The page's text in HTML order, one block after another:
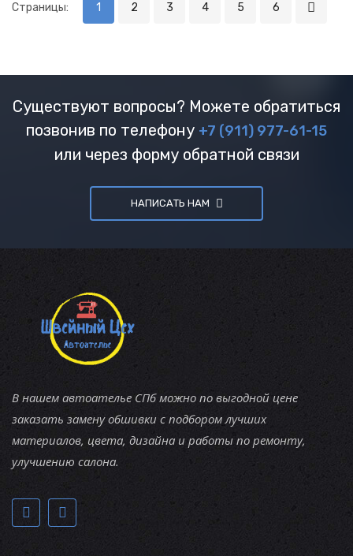
Страницы: 1 2 3 4 5 6
Существуют вопросы? Можете обратиться
позвонив по телефону +7 (911) 977-61-15
или через форму обратной связи
НАПИСАТЬ НАМ
В нашем автоателье СПб можно по выгодной цене
заказать замену обшивки с подбором лучших
материалов, цвета, дизайна и работы по ремонту,
улучшению салона.